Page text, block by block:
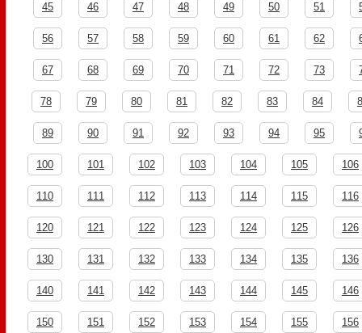
45 46 47 48 49 50 51
56 57 58 59 60 61 62
67 68 69 70 71 72 73
78 79 80 81 82 83 84
89 90 91 92 93 94 95
100 101 102 103 104 105 106
110 111 112 113 114 115 116
120 121 122 123 124 125 126
130 131 132 133 134 135 136
140 141 142 143 144 145 146
150 151 152 153 154 155 156